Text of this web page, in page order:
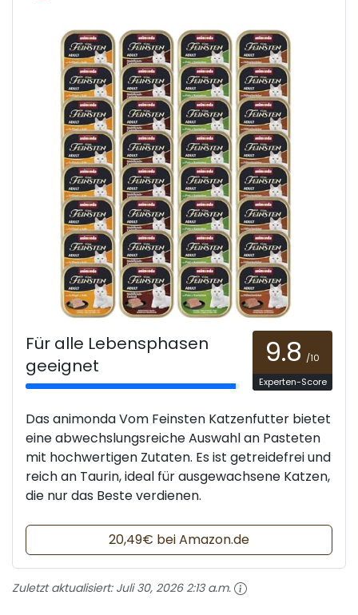
Für alle Lebensphasen
geeignet
9.8 /10
Experten-Score
Das animonda Vom Feinsten Katzenfutter bietet
eine abwechslungsreiche Auswahl an Pasteten
mit hochwertigen Zutaten. Es ist getreidefrei und
reich an Taurin, ideal für ausgewachsene Katzen,
die nur das Beste verdienen.
20,49€ bei Amazon.de
Zuletzt aktualisiert: Juli 30, 2026 2:13 a.m.